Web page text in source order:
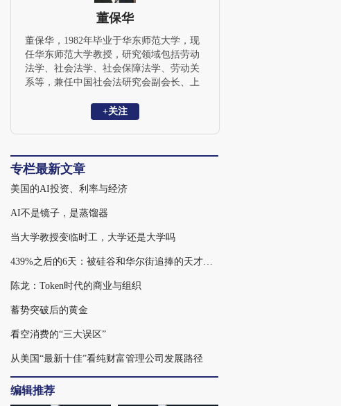
董保华
董保华，1982年毕业于华东师范大学，现
任华东师范大学教授，研究领域包括劳动
法学、社会法学、社会保障法学、劳动关
系等，兼任中国社会法研究会副会长、上
自1987年从事劳动法学教学和研究以来，
学、劳动科学方面国家级的核心期刊发表
各类国际项目的主持与实施。
+关注
专栏最新文章
美国的AI投资、利率与经济
AI不是镜子，是蒸馏器
当大学教授变临时工，大学还是大学吗
439%之后的6天：被硅谷和华尔街追捧的天才，为何走入杠杆误区
陈龙：Token时代的商业与组织
蓄势突破后的黄金
看空消费的“三大误区”
从美国“最新十佳”看纯财富管理公司发展路径
编辑推荐